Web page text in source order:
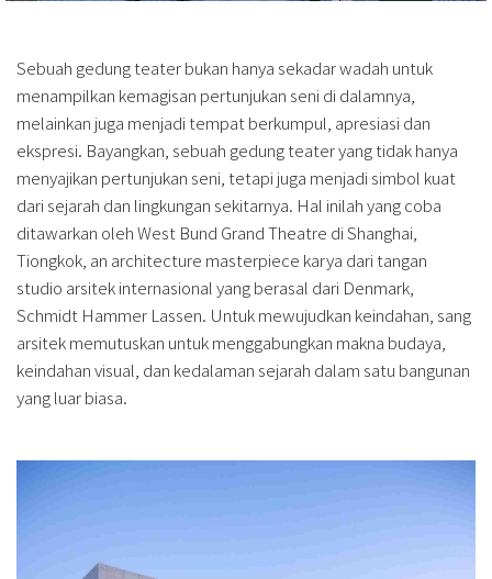
Sebuah gedung teater bukan hanya sekadar wadah untuk
menampilkan kemagisan pertunjukan seni di dalamnya,
melainkan juga menjadi tempat berkumpul, apresiasi dan
ekspresi. Bayangkan, sebuah gedung teater yang tidak hanya
menyajikan pertunjukan seni, tetapi juga menjadi simbol kuat
dari sejarah dan lingkungan sekitarnya. Hal inilah yang coba
ditawarkan oleh West Bund Grand Theatre di Shanghai,
Tiongkok, an architecture masterpiece karya dari tangan
studio arsitek internasional yang berasal dari Denmark,
Schmidt Hammer Lassen. Untuk mewujudkan keindahan, sang
arsitek memutuskan untuk menggabungkan makna budaya,
keindahan visual, dan kedalaman sejarah dalam satu bangunan
yang luar biasa.